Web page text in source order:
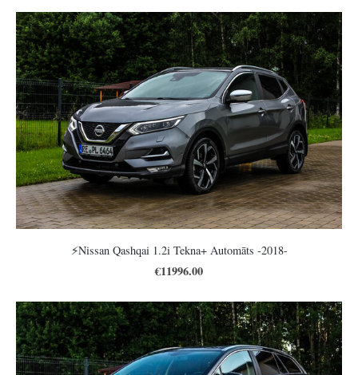
⚡️Nissan Qashqai 1.2i Tekna+ Automāts -2018-
€11996.00